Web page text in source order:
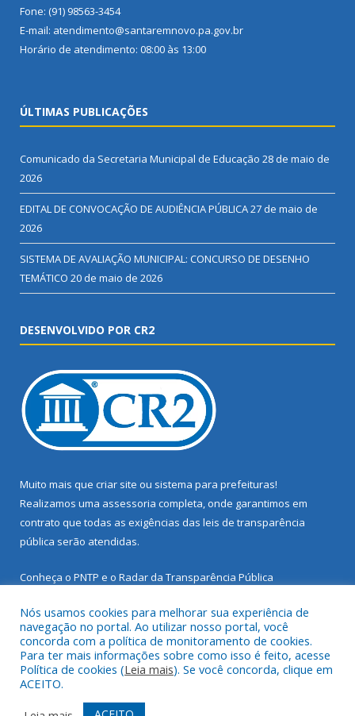
Fone: (91) 98563-3454
E-mail: atendimento@santaremnovo.pa.gov.br
Horário de atendimento: 08:00 às 13:00
ÚLTIMAS PUBLICAÇÕES
Comunicado da Secretaria Municipal de Educação 28 de maio de
2026
EDITAL DE CONVOCAÇÃO DE AUDIÊNCIA PÚBLICA27 de maio de
2026
SISTEMA DE AVALIAÇÃO MUNICIPAL: CONCURSO DE DESENHO
TEMÁTICO 20 de maio de 2026
DESENVOLVIDO POR CR2
Muito mais que criar site ou sistema para prefeituras!
Realizamos uma assessoria completa, onde garantimos em
contrato que todas as exigências das leis de transparência
pública serão atendidas.
Conheça o PNTP e o Radar da Transparência Pública
Todos os direitos reservados a Prefeitura Municipal de Santarém
Novo.
Mapa do Site Acessar Área Administrativa
Nós usamos cookies para melhorar sua experiência de
navegação no portal. Ao utilizar nosso portal, você
concorda com a política de monitoramento de cookies.
Para ter mais informações sobre como isso é feito, acesse
Política de cookies (Leia mais). Se você concorda, clique em
ACEITO.